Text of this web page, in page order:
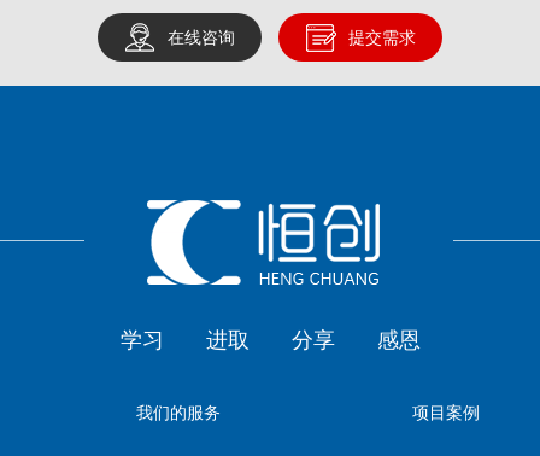
在线咨询 提交需求
学习 进取 分享 感恩
我们的服务 项目案例